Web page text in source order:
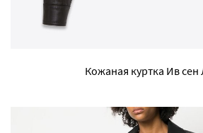
Кожаная куртка Ив сен